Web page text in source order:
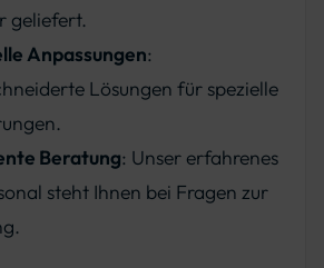
geliefert.
Anpassungen:
Lösungen für spezielle
Beratung: Unser erfahrenes
steht Ihnen bei Fragen zur